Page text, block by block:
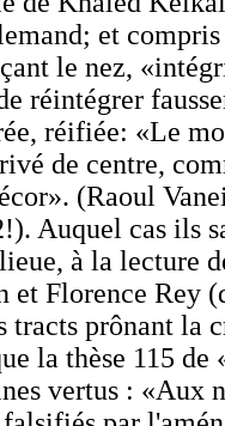
et compris
le nez,
réintégrer
réifiée: «Le
de centre,
(Raoul
Auquel cas ils
à la lecture
Florence Rey
tracts prônant la
la thèse 115 de
vertus : «Aux